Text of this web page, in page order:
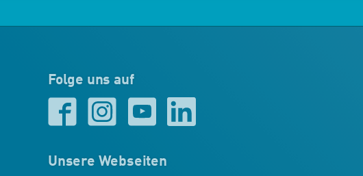
Folge uns auf
Unsere Webseiten